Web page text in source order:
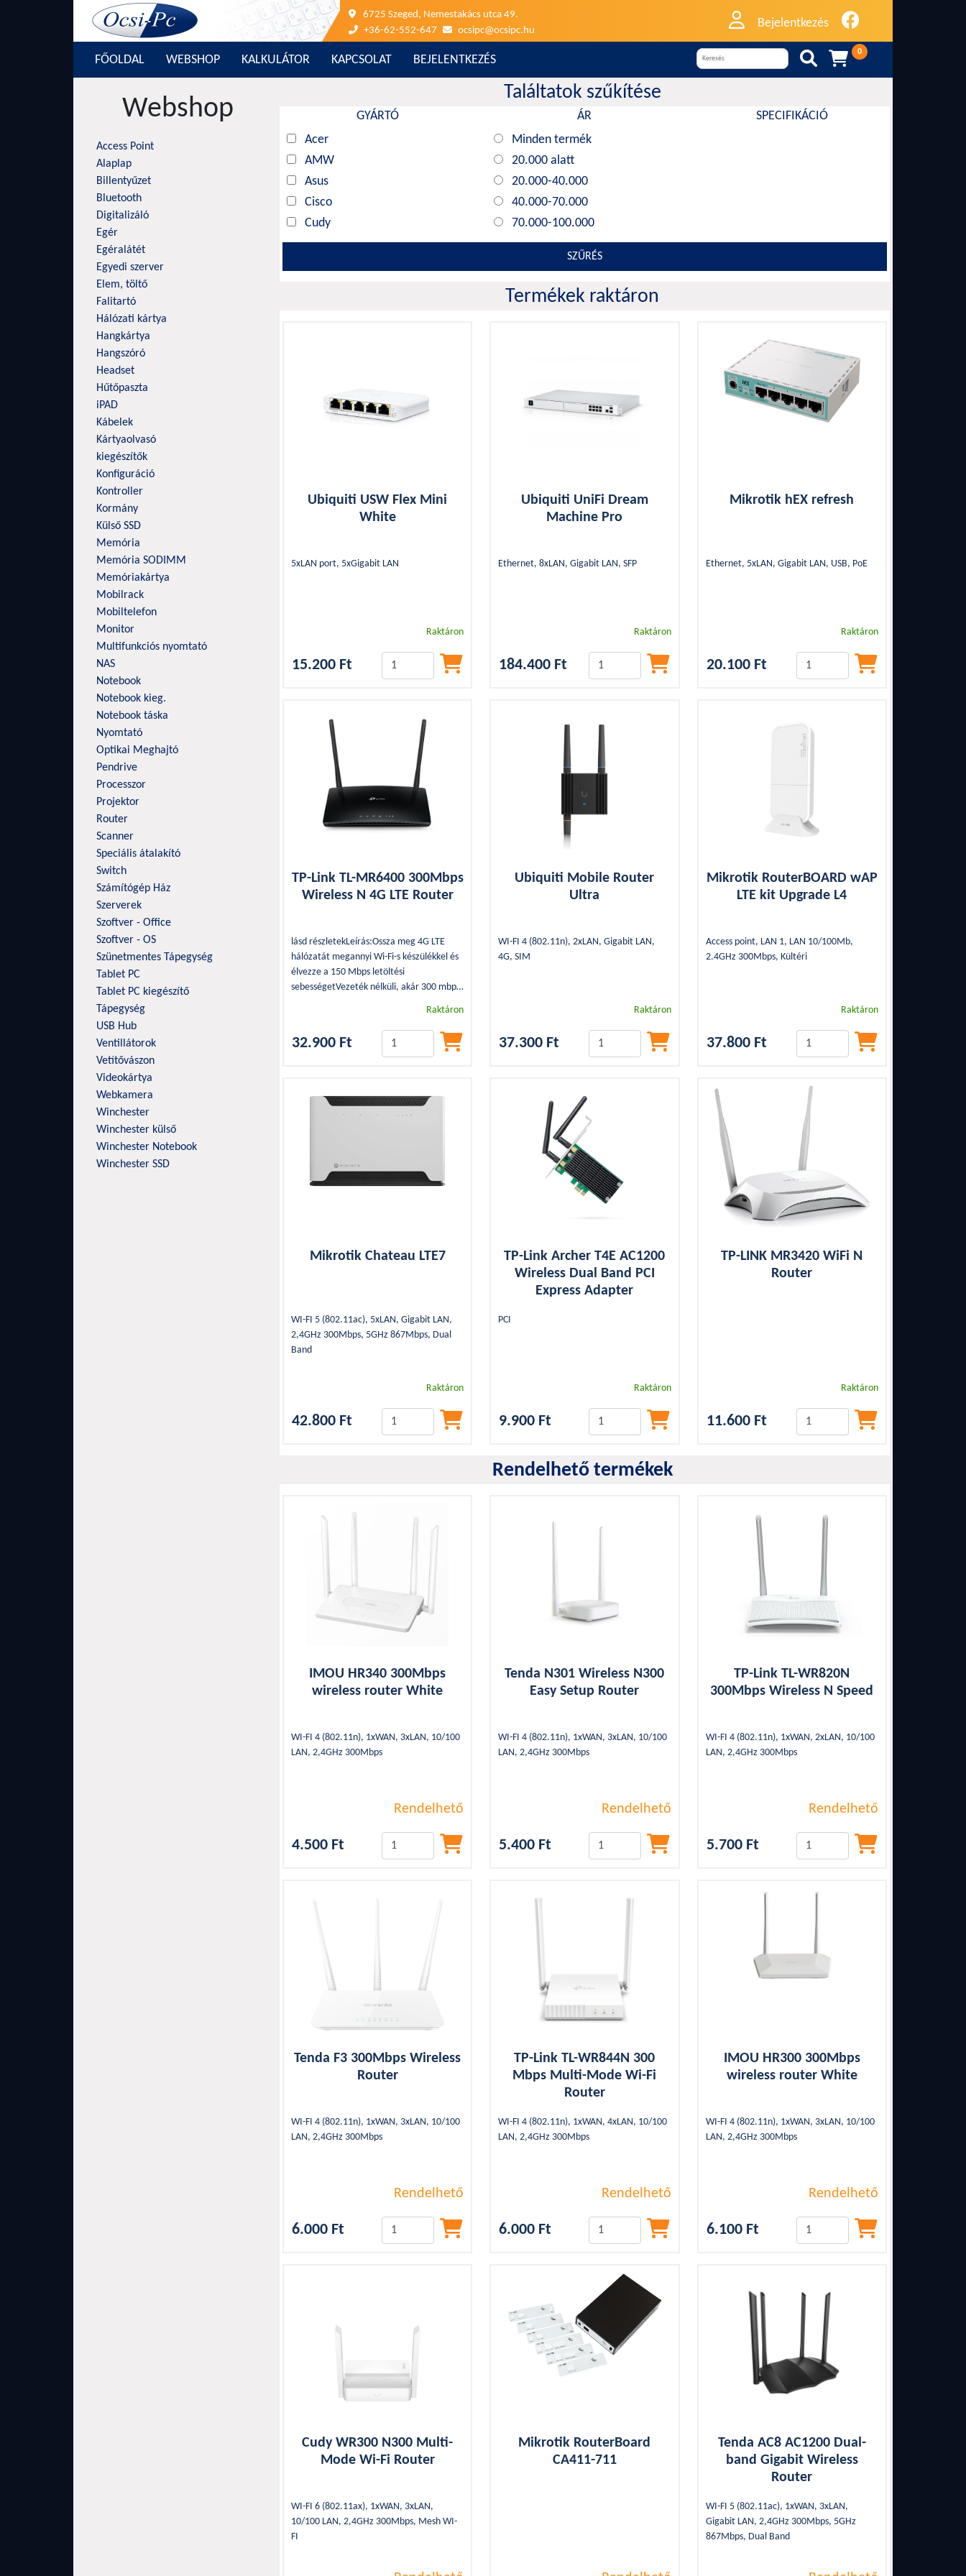
FŐOLDAL WEBSHOP KALKULÁTOR KAPCSOLAT BEJELENTKEZÉS   0
6725 Szeged, Nemestakács utca 49.
+36-62-552-647
ocsipc@ocsipc.hu
Bejelentkezés
Webshop
Access Point
Alaplap
Billentyűzet
Bluetooth
Digitalizáló
Egér
Egéralátét
Egyedi szerver
Elem, töltő
Falitartó
Hálózati kártya
Hangkártya
Hangszóró
Headset
Hűtőpaszta
iPAD
Kábelek
Kártyaolvasó
kiegészítők
Konfiguráció
Kontroller
Kormány
Külső SSD
Memória
Memória SODIMM
Memóriakártya
Mobilrack
Mobiltelefon
Monitor
Multifunkciós nyomtató
NAS
Notebook
Notebook kieg.
Notebook táska
Nyomtató
Optikai Meghajtó
Pendrive
Processzor
Projektor
Router
Scanner
Speciális átalakító
Switch
Számítógép Ház
Szerverek
Szoftver - Office
Szoftver - OS
Szünetmentes Tápegység
Tablet PC
Tablet PC kiegészítő
Tápegység
USB Hub
Ventillátorok
Vetítővászon
Videokártya
Webkamera
Winchester
Winchester külső
Winchester Notebook
Winchester SSD
Találtatok szűkítése
GYÁRTÓ
Acer
AMW
Asus
Cisco
Cudy
D-Link
Mikrotik
Reyee
Teltonika
ZTE
ÁR
Minden termék
20.000 alatt
20.000-40.000
40.000-70.000
70.000-100.000
100.000 felett
SPECIFIKÁCIÓ
SZŰRÉS
Termékek raktáron
Ubiquiti USW Flex Mini
White
5xLAN port, 5xGigabit LAN
Raktáron
15.200 Ft
Ubiquiti UniFi Dream
Machine Pro
Ethernet, 8xLAN, Gigabit LAN, SFP
Raktáron
184.400 Ft
Mikrotik hEX refresh
Ethernet, 5xLAN, Gigabit LAN, USB, PoE
Raktáron
20.100 Ft
TP-Link TL-MR6400 300Mbps
Wireless N 4G LTE Router
lásd részletekLeírás:Ossza meg 4G LTE
hálózatát megannyi Wi-Fi-s készülékkel és
élvezze a 150 Mbps letöltési
sebességetVezeték nélküli, akár 300 mbps
kapcsolódást és nagy lefedettséget
biztosítanak Nem igényel konfigurálást,
kínál a LAN/WAN csatlakozón, hogy
Raktáron
32.900 Ft
Ubiquiti Mobile Router
Ultra
WI-FI 4 (802.11n), 2xLAN, Gigabit LAN,
4G, SIM
Raktáron
37.300 Ft
Mikrotik RouterBOARD wAP
LTE kit Upgrade L4
Access point, LAN 1, LAN 10/100Mb,
2.4GHz 300Mbps, Kültéri
Raktáron
37.800 Ft
Mikrotik Chateau LTE7
WI-FI 5 (802.11ac), 5xLAN, Gigabit LAN,
2,4GHz 300Mbps, 5GHz 867Mbps, Dual
Band
Raktáron
42.800 Ft
TP-Link Archer T4E AC1200
Wireless Dual Band PCI
Express Adapter
PCI
Raktáron
9.900 Ft
TP-LINK MR3420 WiFi N
Router
Raktáron
11.600 Ft
Rendelhető termékek
IMOU HR340 300Mbps
wireless router White
WI-FI 4 (802.11n), 1xWAN, 3xLAN, 10/100
LAN, 2,4GHz 300Mbps
Rendelhető
4.500 Ft
Tenda N301 Wireless N300
Easy Setup Router
WI-FI 4 (802.11n), 1xWAN, 3xLAN, 10/100
LAN, 2,4GHz 300Mbps
Rendelhető
5.400 Ft
TP-Link TL-WR820N
300Mbps Wireless N Speed
WI-FI 4 (802.11n), 1xWAN, 2xLAN, 10/100
LAN, 2,4GHz 300Mbps
Rendelhető
5.700 Ft
Tenda F3 300Mbps Wireless
Router
WI-FI 4 (802.11n), 1xWAN, 3xLAN, 10/100
LAN, 2,4GHz 300Mbps
Rendelhető
6.000 Ft
TP-Link TL-WR844N 300
Mbps Multi-Mode Wi-Fi
Router
WI-FI 4 (802.11n), 1xWAN, 4xLAN, 10/100
LAN, 2,4GHz 300Mbps
Rendelhető
6.000 Ft
IMOU HR300 300Mbps
wireless router White
WI-FI 4 (802.11n), 1xWAN, 3xLAN, 10/100
LAN, 2,4GHz 300Mbps
Rendelhető
6.100 Ft
Cudy WR300 N300 Multi-
Mode Wi-Fi Router
WI-FI 6 (802.11ax), 1xWAN, 3xLAN,
10/100 LAN, 2,4GHz 300Mbps, Mesh WI-
FI
Mikrotik RouterBoard
CA411-711
Tenda AC8 AC1200 Dual-
band Gigabit Wireless
Router
WI-FI 5 (802.11ac), 1xWAN, 3xLAN,
Gigabit LAN, 2,4GHz 300Mbps, 5GHz
867Mbps, Dual Band